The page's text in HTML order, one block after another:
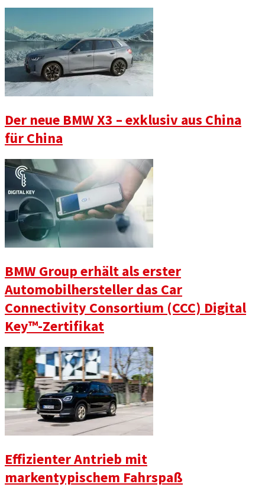
Der neue BMW X3 – exklusiv aus China
für China
BMW Group erhält als erster
Automobilhersteller das Car
Connectivity Consortium (CCC) Digital
Key™️-Zertifikat
Effizienter Antrieb mit
markentypischem Fahrspaß